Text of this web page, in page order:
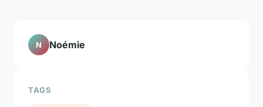
N Noémie
TAGS